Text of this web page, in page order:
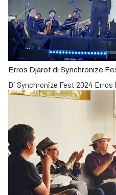
Erros Djarot di Synchronize
Di Synchronize Fest 2024 Erros